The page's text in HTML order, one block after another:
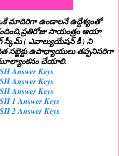
మాదిరిగా ఉండాలనే ఉద్దేశ్యంతో
సాయంత్రం ఆయా
స్కీమ్ ( ఎవాల్యుయేషన్ కీ ) ని
సబ్జెక్టు ఉపాధ్యాయులు తప్పనిసరిగా
చేయాలి.
Answer Keys
Answer Keys
Answer Keys
1 Answer Keys
2 Answer Keys